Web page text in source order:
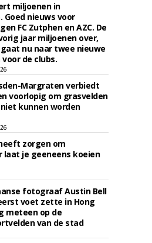
miljoenen in
nieuws voor
FC Zutphen en AZC. De
jaar miljoenen over,
nu naar twee nieuwe
de clubs.
Margraten verbiedt
voorlopig om grasvelden
kunnen worden
zorgen om
laat je geeneens koeien
fotograaf Austin Bell
voet zette in Hong
meteen op de
van de stad